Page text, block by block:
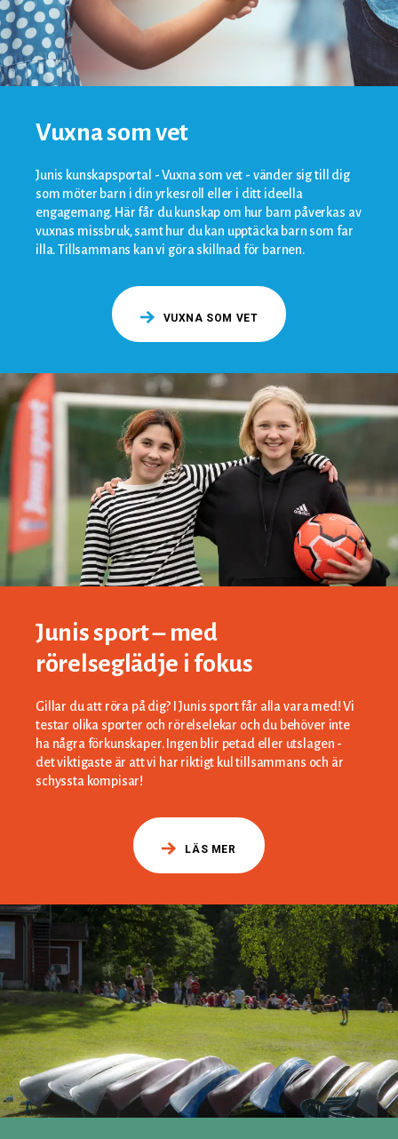
Vuxna som vet
Junis kunskapsportal - Vuxna som vet - vänder sig till dig
som möter barn i din yrkesroll eller i ditt ideella
engagemang. Här får du kunskap om hur barn påverkas av
vuxnas missbruk, samt hur du kan upptäcka barn som far
illa. Tillsammans kan vi göra skillnad för barnen.
VUXNA SOM VET
Junis sport – med
rörelseglädje i fokus
Gillar du att röra på dig? I Junis sport får alla vara med! Vi
testar olika sporter och rörelselekar och du behöver inte
ha några förkunskaper. Ingen blir petad eller utslagen -
det viktigaste är att vi har riktigt kul tillsammans och är
schyssta kompisar!
LÄS MER